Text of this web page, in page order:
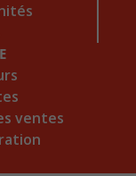
ventes